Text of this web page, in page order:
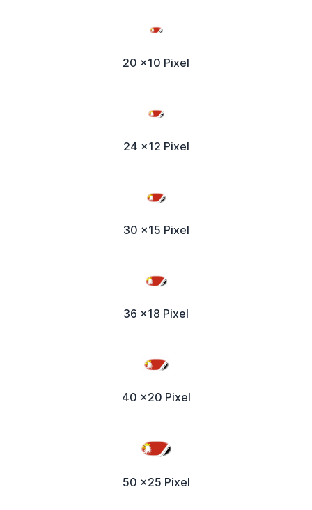
20 x10 Pixel
24 x12 Pixel
30 x15 Pixel
36 x18 Pixel
40 x20 Pixel
50 x25 Pixel